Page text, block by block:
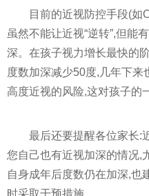
目前的近视防控手段(如
虽然不能让近视“逆转”,但能
深。在孩子视力增长最快的
度数加深减少50度,几年下
高度近视的风险,这对孩子的
最后还要提醒各位家长:
您自己也有近视加深的情况,
自身成年后度数仍在加深,也